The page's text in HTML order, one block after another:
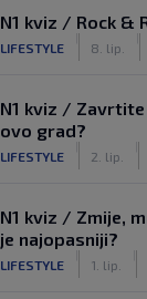
N1 kviz / Rock &
LIFESTYLE 8. lip.
N1 kviz /
ovo grad?
LIFESTYLE 2. lip.
N1 kviz / Zmije,
je najopasniji?
LIFESTYLE 1. lip.